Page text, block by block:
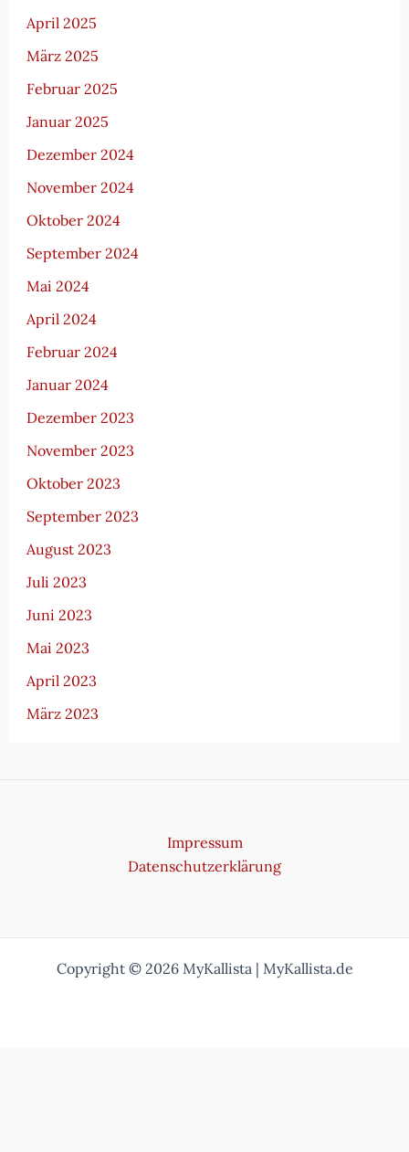
April 2025
März 2025
Februar 2025
Januar 2025
Dezember 2024
November 2024
Oktober 2024
September 2024
Mai 2024
April 2024
Februar 2024
Januar 2024
Dezember 2023
November 2023
Oktober 2023
September 2023
August 2023
Juli 2023
Juni 2023
Mai 2023
April 2023
März 2023
Impressum
Datenschutzerklärung
Copyright © 2026 MyKallista | MyKallista.de